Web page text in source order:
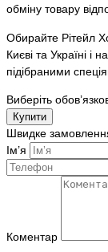
обміну товару
Обирайте Рітейл
Києві та Україні
підібраними
Виберіть
Купити
Швидке
Ім’я
Коментар